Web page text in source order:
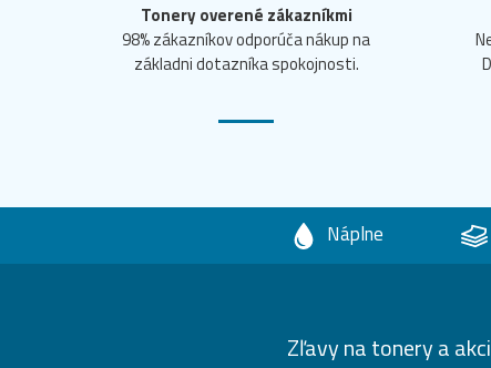
Tonery overené zákazníkmi
98% zákazníkov odporúča nákup na
základni dotazníka spokojnosti.
Náplne
Zľavy na tonery a